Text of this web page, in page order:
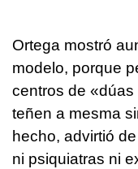
Ortega mostró
modelo, porque
centros de «dúas
teñen a mesma
hecho, advirtió
ni psiquiatras ni